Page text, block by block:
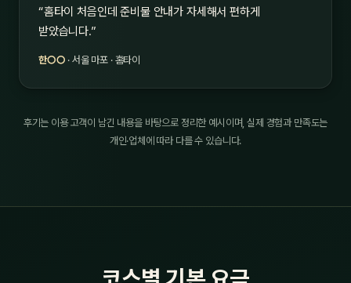
“홈타이 처음인데 준비물 안내가 자세해서 편하게
받았습니다.”
한○○ · 서울 마포 · 홈타이
후기는 이용 고객이 남긴 내용을 바탕으로 정리한 예시이며, 실제 경험과 만족도는
개인·업체에 따라 다를 수 있습니다.